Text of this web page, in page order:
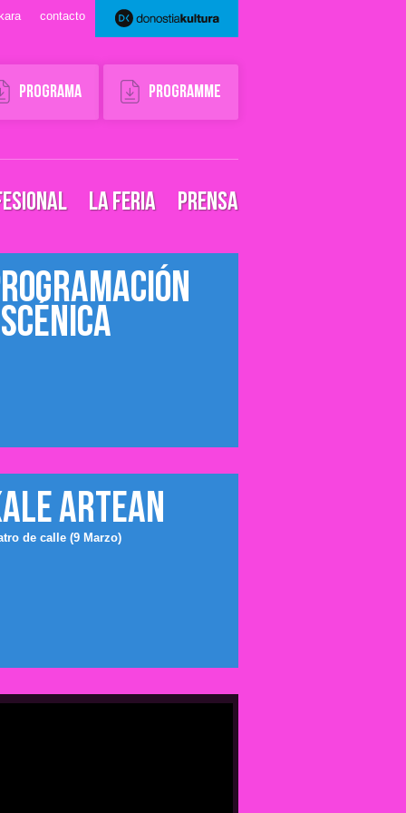
contacto
Programa Programme
LA FERIA PRENSA
ARTEAN
de calle (9 Marzo)